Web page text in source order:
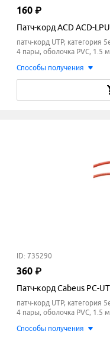
160 ₽
Патч-корд ACD ACD-
патч-корд UTP, категория
4 пары, оболочка PVC, 1.5 м
Способы получения
ID: 735290
360 ₽
Патч-корд Cabeus PC-
патч-корд UTP, категория
4 пары, оболочка PVC, 1.5 м
Способы получения